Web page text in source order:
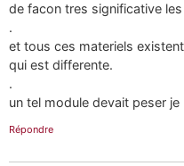
de facon tres significative
.
et tous ces materiels
qui est differente.
.
un tel module devait peser
Répondre